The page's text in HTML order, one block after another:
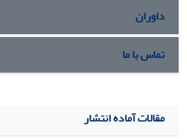
داوران
تماس با ما
مقالات آماده انتشار